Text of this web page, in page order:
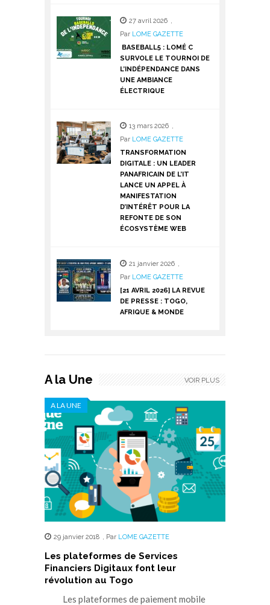
27 avril 2026 ,
Par LOME GAZETTE
BASEBALL5 : LOMÉ C
SURVOLE LE TOURNOI DE
L’INDÉPENDANCE DANS
UNE AMBIANCE
ÉLECTRIQUE
13 mars 2026 ,
Par LOME GAZETTE
TRANSFORMATION
DIGITALE : UN LEADER
PANAFRICAIN DE L’IT
LANCE UN APPEL À
MANIFESTATION
D’INTÉRÊT POUR LA
REFONTE DE SON
ÉCOSYSTÈME WEB
21 janvier 2026 ,
Par LOME GAZETTE
[21 AVRIL 2026] LA REVUE
DE PRESSE : TOGO,
AFRIQUE & MONDE
A la Une
A LA UNE
29 janvier 2018 , Par LOME GAZETTE
Les plateformes de Services
Financiers Digitaux font leur
révolution au Togo
Les plateformes de paiement mobile
VOIR PLUS